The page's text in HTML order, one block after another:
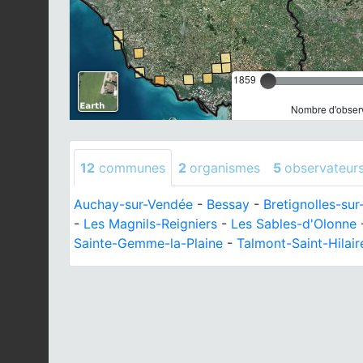
1859
Nombre
12 communes 2 organismes 5
Auchay-sur-Vendée - Bessay - Bretignolles-
- Les Magnils-Reigniers - Les Sables-d'Olonne
Sainte-Gemme-la-Plaine - Talmont-Saint-